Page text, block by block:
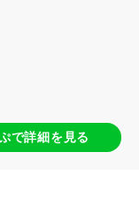
で詳細を見る